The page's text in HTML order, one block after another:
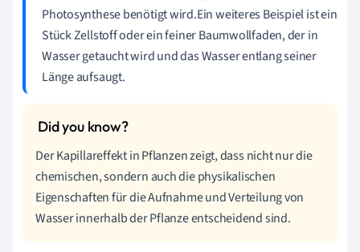
Photosynthese benötigt wird.Ein weiteres Beispiel ist ein
Stück Zellstoff oder ein feiner Baumwollfaden, der in
Wasser getaucht wird und das Wasser entlang seiner
Länge aufsaugt.
Der Kapillareffekt in Pflanzen zeigt, dass nicht nur die
chemischen, sondern auch die physikalischen
Eigenschaften für die Aufnahme und Verteilung von
Wasser innerhalb der Pflanze entscheidend sind.